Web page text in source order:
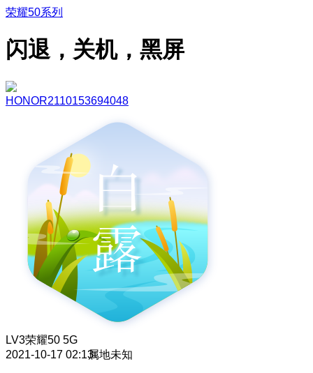
荣耀50系列
闪退，关机，黑屏
HONOR2110153694048
LV3荣耀50 5G
2021-10-17 02:13属地未知